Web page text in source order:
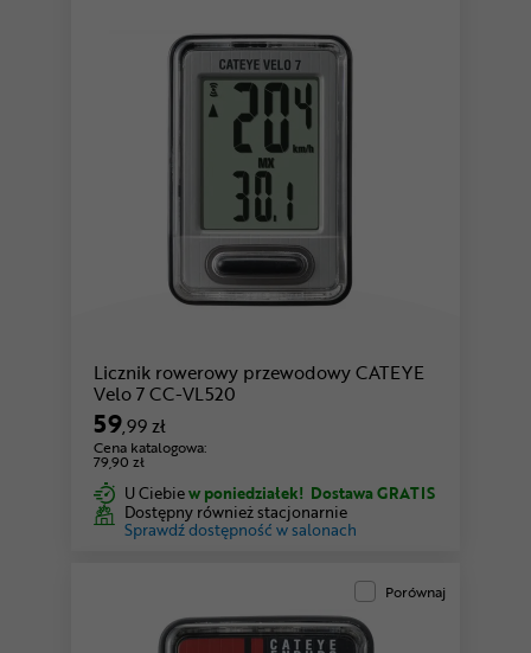
Licznik rowerowy przewodowy CATEYE
Velo 7 CC-VL520
59,99 zł
Cena katalogowa:
79,90 zł
U Ciebiew poniedziałek! Dostawa GRATIS
Dostępny również stacjonarnie
Sprawdź dostępność w salonach
Porównaj